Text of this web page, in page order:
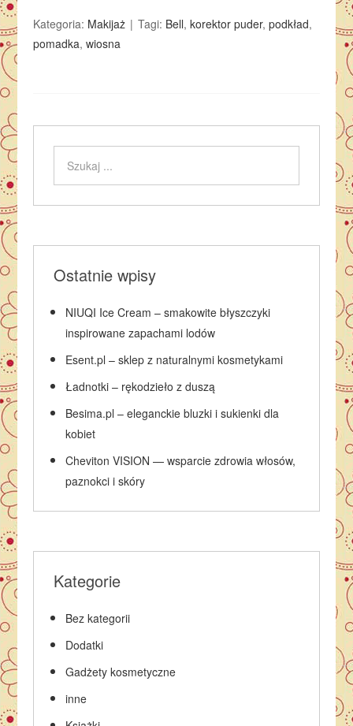
Kategoria: Makijaż Tagi: Bell,korektor puder,podkład,
pomadka,wiosna
Ostatnie wpisy
NIUQI Ice Cream – smakowite błyszczyki
inspirowane zapachami lodów
Esent.pl – sklep z naturalnymi kosmetykami
Ładnotki – rękodzieło z duszą
Besima.pl – eleganckie bluzki i sukienki dla
kobiet
Cheviton VISION — wsparcie zdrowia włosów,
paznokci i skóry
Kategorie
Bez kategorii
Dodatki
Gadżety kosmetyczne
inne